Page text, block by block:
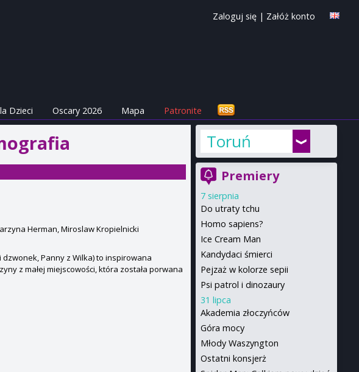
Zaloguj się | Załóż konto
Dzieci Oscary 2026 Mapa Patronite
Herman, Miroslaw Kropielnicki
Panny z Wilka) to inspirowana
z małej miejscowości, która została porwana
Toruń
Premiery
7 sierpnia
Do utraty tchu
Homo sapiens?
Ice Cream Man
Kandydaci śmierci
Pejzaż w kolorze sepii
Psi patrol i dinozaury
31 lipca
Akademia złoczyńców
Góra mocy
Młody Waszyngton
Ostatni konsjerż